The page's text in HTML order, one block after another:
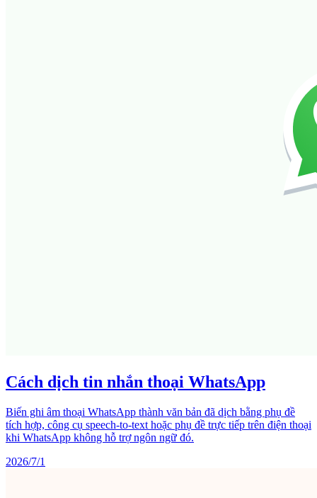
Cách dịch tin nhắn thoại WhatsApp
Biến ghi âm thoại WhatsApp thành văn bản đã dịch bằng phụ đề
tích hợp, công cụ speech-to-text hoặc phụ đề trực tiếp trên điện thoại
khi WhatsApp không hỗ trợ ngôn ngữ đó.
2026/7/1